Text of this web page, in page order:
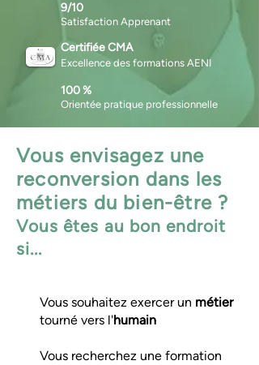
9/10
Satisfaction Apprenant
Certifiée CMA
Excellence des formations AENI
100 %
Orientée pratique professionnelle
Vous envisagez une
reconversion dans les
métiers du bien-être ?
Vous êtes au bon endroit
si...
Vous souhaitez exercer un métier
tourné vers l'humain
Vous recherchez une formation